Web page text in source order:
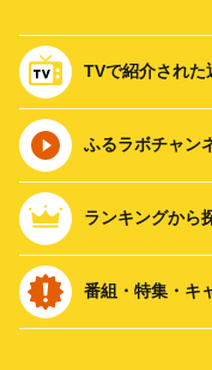
TVで紹介された
ふるラボチャン
ランキングから
番組・特集・キ